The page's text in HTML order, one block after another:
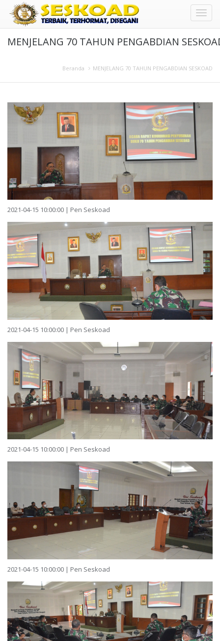
Toggle
MENJELANG 70 TAHUN PENGABDIAN
Beranda MENJELANG 70 TAHUN PENGABDIAN SESKOAD
2021-04-15 10:00:00 | Pen Seskoad
2021-04-15 10:00:00 | Pen Seskoad
2021-04-15 10:00:00 | Pen Seskoad
2021-04-15 10:00:00 | Pen Seskoad